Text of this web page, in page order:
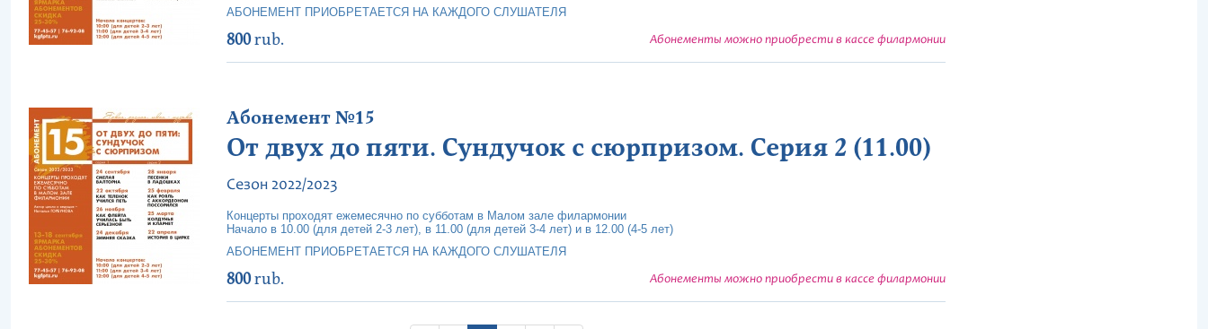
АБОНЕМЕНТ ПРИОБРЕТАЕТСЯ НА КАЖДОГО СЛУШАТЕЛЯ
800rub. Абонементы можно приобрести в кассе филармонии
Абонемент №15
От двух до пяти. Сундучок с сюрпризом. Серия 2 (11.00)
Сезон 2022/2023
Концерты проходят ежемесячно по субботам в Малом зале филармонии
Начало в 10.00 (для детей 2-3 лет), в 11.00 (для детей 3-4 лет) и в 12.00 (4-5 лет)
АБОНЕМЕНТ ПРИОБРЕТАЕТСЯ НА КАЖДОГО СЛУШАТЕЛЯ
800rub. Абонементы можно приобрести в кассе филармонии